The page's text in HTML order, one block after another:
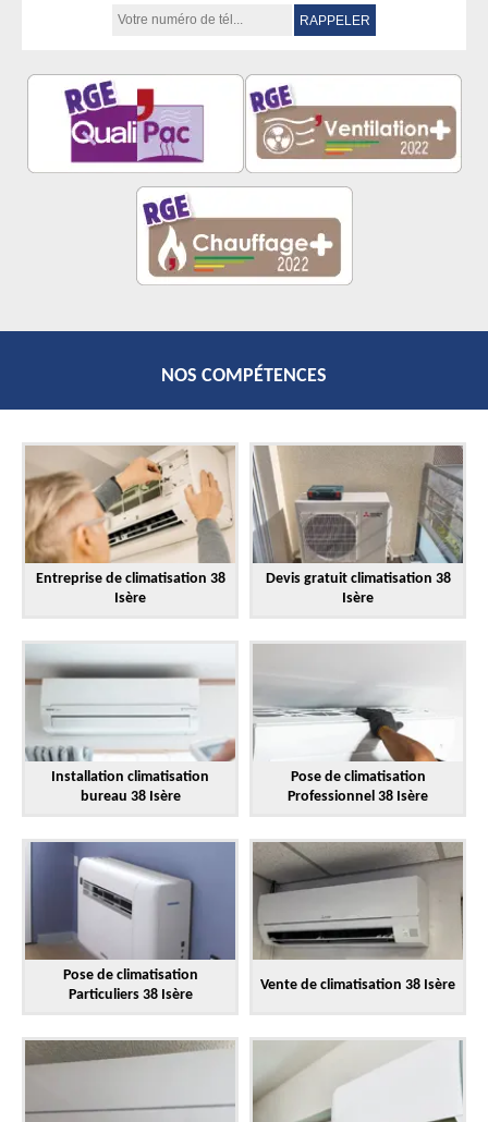
NOS COMPÉTENCES
Entreprise de climatisation 38
Isère
Devis gratuit climatisation 38
Isère
Installation climatisation
bureau 38 Isère
Pose de climatisation
Professionnel 38 Isère
Pose de climatisation
Particuliers 38 Isère
Vente de climatisation 38 Isère